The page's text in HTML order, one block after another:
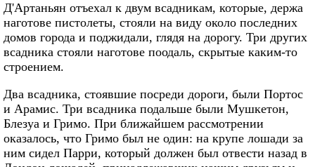
Д'Артаньян отъехал к двум всадникам, которые, держа
наготове пистолеты, стояли на виду около последних
домов города и поджидали, глядя на дорогу. Три других
всадника стояли наготове поодаль, скрытые каким-то
строением.
Два всадника, стоявшие посреди дороги, были Портос
и Арамис. Три всадника подальше были Мушкетон,
Блезуа и Гримо. При ближайшем рассмотрении
оказалось, что Гримо был не один: на крупе лошади за
ним сидел Парри, который должен был отвести назад в